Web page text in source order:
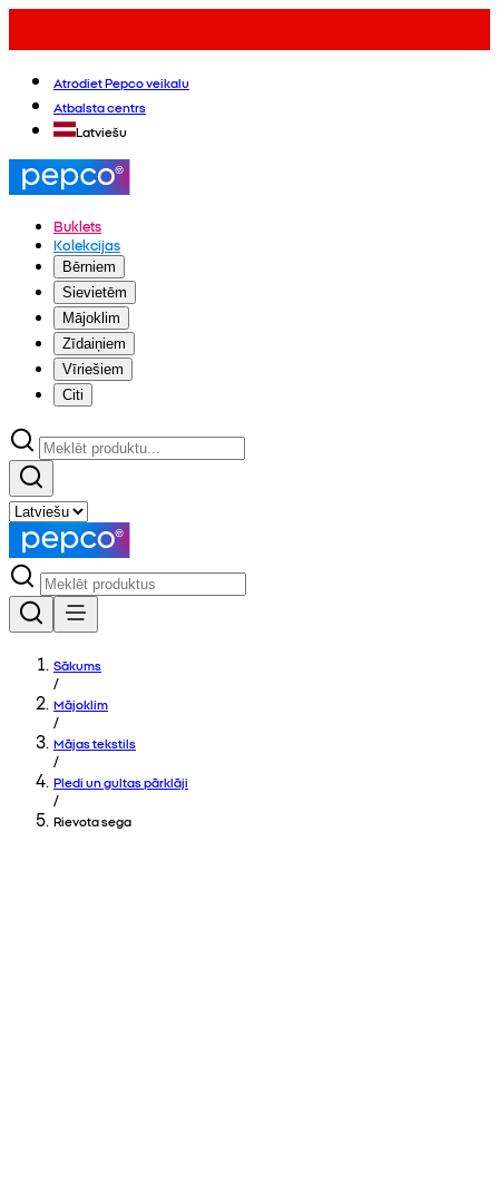
Atrodiet Pepco veikalu
Atbalsta centrs
Latviešu
Buklets
Kolekcijas
Bērniem
Sievietēm
Mājoklim
Zīdaiņiem
Vīriešiem
Citi
Sākums
/
Mājoklim
/
Mājas tekstils
/
Pledi un gultas pārklāji
/
Rievota sega